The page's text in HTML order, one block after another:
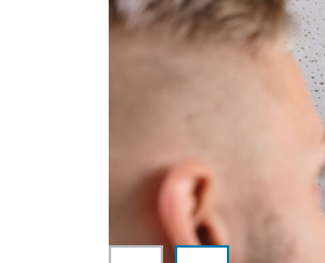
Strøm 20. nov. 2025
Er røykvarslerne
Har du nok
Les mer